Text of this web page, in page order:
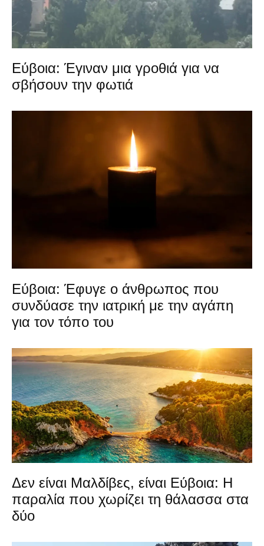
Εύβοια: Έγιναν μια γροθιά για να
σβήσουν την φωτιά
Εύβοια: Έφυγε ο άνθρωπος που
συνδύασε την ιατρική με την αγάπη
για τον τόπο του
Δεν είναι Μαλδίβες, είναι Εύβοια: Η
παραλία που χωρίζει τη θάλασσα στα
δύο